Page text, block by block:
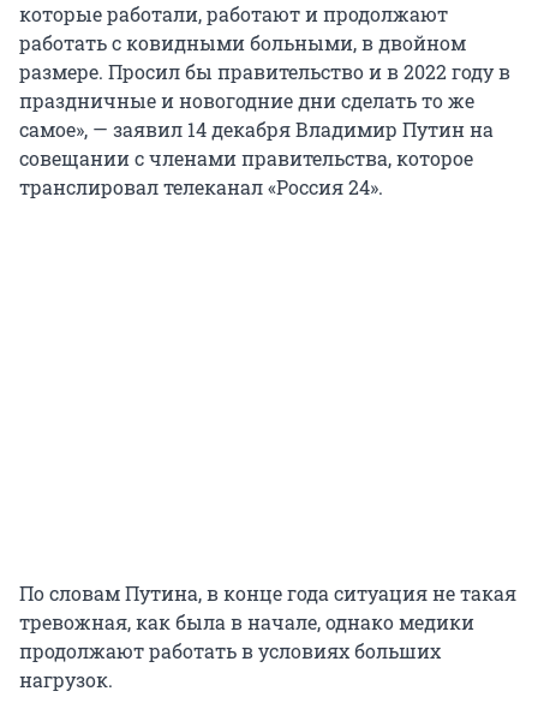
которые работали, работают и продолжают
работать с ковидными больными, в двойном
размере. Просил бы правительство и в 2022 году в
праздничные и новогодние дни сделать то же
самое», — заявил 14 декабря Владимир Путин на
совещании с членами правительства, которое
транслировал телеканал «Россия 24».
По словам Путина, в конце года ситуация не такая
тревожная, как была в начале, однако медики
продолжают работать в условиях больших
нагрузок.